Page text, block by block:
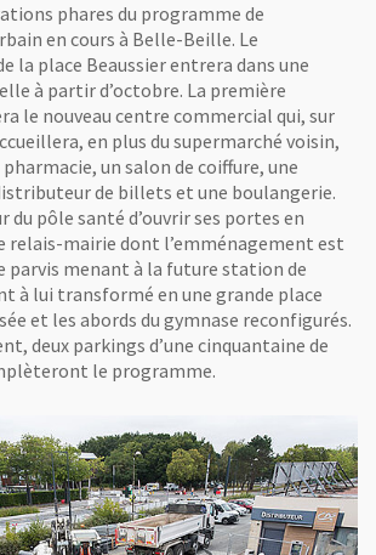
phares du programme de
en cours à Belle-Beille. Le
la place Beaussier entrera dans une
à partir d’octobre. La première
le nouveau centre commercial qui, sur
en plus du supermarché voisin,
un salon de coiffure, une
de billets et une boulangerie.
du pôle santé d’ouvrir ses portes en
relais-mairie dont l’emménagement est
parvis menant à la future station de
à lui transformé en une grande place
et les abords du gymnase reconfigurés.
deux parkings d’une cinquantaine de
le programme.